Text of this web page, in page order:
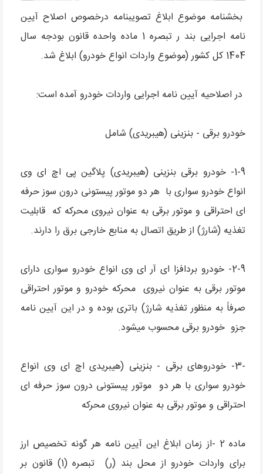
بخشنامه موضوع ابلاغ تصویبنامه درخصوص اصلاح آیین
نامه اجرایی بند ر تبصره 1 ماده واحده قانون بودجه سال
1404 کل کشور (موضوع واردات انواع خودرو) ابلاغ شد.
در اصلاحیه آیین نامه اجرایی واردات خودرو آمده است:
خودرو برقی - بنزینی (هیبریدی) شامل
1-9- خودرو برقی بنزینی (هیبریدی) پلاگین پی اچ ای وی
انواع خودرو سواری با هر دو موتور پیستونی درون سوز حرفه
ای احتراقی و موتور برقی به عنوان نیروی محرکه که قابلیت
تغذیه (شارژ) از طریق اتصال به منابع خارجی برق را دارند.
2-9- خودرو بردافزا ای آر ای وی انواع خودرو سواری دارای
موتور برقی به عنوان نیروی محرکه خودرو و موتور احتراقی
صرفاً به منظور تغذیه شارژ) باتری بوده و در این آیین نامه
جزو خودرو برقی محسوب میشود.
-3- خودروهای برقی - بنزینی (هیبریدی اچ ای وی انواع
خودرو سواری با هر دو موتور پیستونی درون سوز حرفه ای
احتراقی و موتور برقی به عنوان نیروی محرکه
ماده 2 -از زمان ابلاغ این آیین نامه هر گونه تخصیص ارز
برای واردات خودرو از محل بند (ر) تبصره (1) قانون بر